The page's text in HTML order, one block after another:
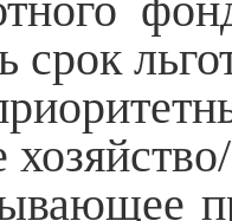
срок